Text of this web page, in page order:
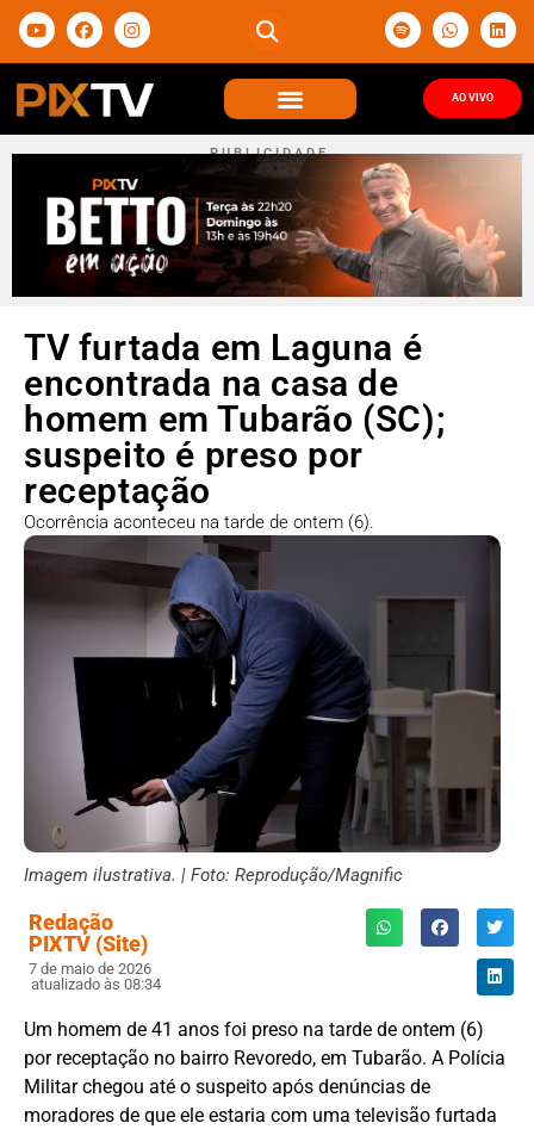
AO VIVO
P U B L I C I D A D E
TV furtada em Laguna é
encontrada na casa de
homem em Tubarão (SC);
suspeito é preso por
receptação
Ocorrência aconteceu na tarde de ontem (6).
Imagem ilustrativa. | Foto: Reprodução/Magnific
Redação
PIXTV (Site)
7 de maio de 2026
atualizado às 08:34
Um homem de 41 anos foi preso na tarde de ontem (6)
por receptação no bairro Revoredo, em Tubarão. A Polícia
Militar chegou até o suspeito após denúncias de
moradores de que ele estaria com uma televisão furtada